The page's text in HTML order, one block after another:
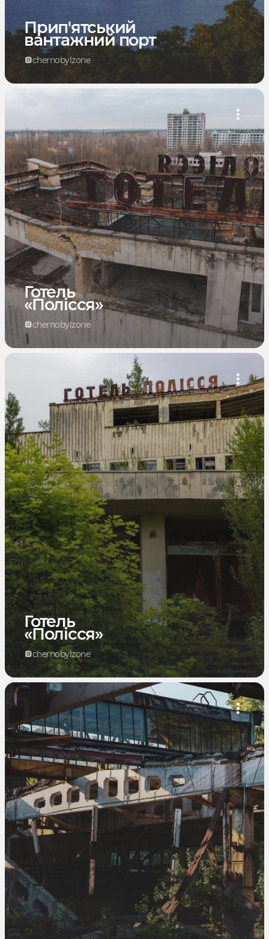
Прип'ятський
вантажний порт
chernobylzone
Готель
«Полісся»
chernobylzone
Готель
«Полісся»
chernobylzone